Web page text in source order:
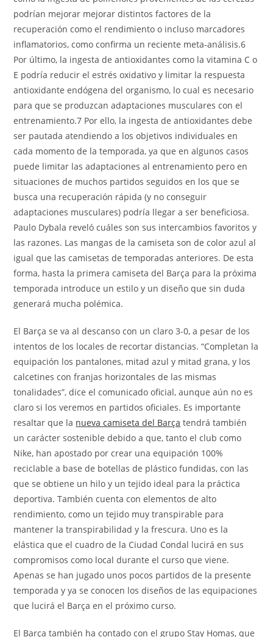
podrían mejorar mejorar distintos factores de la
recuperación como el rendimiento o incluso marcadores
inflamatorios, como confirma un reciente meta-análisis.6
Por último, la ingesta de antioxidantes como la vitamina C o
E podría reducir el estrés oxidativo y limitar la respuesta
antioxidante endógena del organismo, lo cual es necesario
para que se produzcan adaptaciones musculares con el
entrenamiento.7 Por ello, la ingesta de antioxidantes debe
ser pautada atendiendo a los objetivos individuales en
cada momento de la temporada, ya que en algunos casos
puede limitar las adaptaciones al entrenamiento pero en
situaciones de muchos partidos seguidos en los que se
busca una recuperación rápida (y no conseguir
adaptaciones musculares) podría llegar a ser beneficiosa.
Paulo Dybala reveló cuáles son sus intercambios favoritos y
las razones. Las mangas de la camiseta son de color azul al
igual que las camisetas de temporadas anteriores. De esta
forma, hasta la primera camiseta del Barça para la próxima
temporada introduce un estilo y un diseño que sin duda
generará mucha polémica.
El Barça se va al descanso con un claro 3-0, a pesar de los
intentos de los locales de recortar distancias. “Completan la
equipación los pantalones, mitad azul y mitad grana, y los
calcetines con franjas horizontales de las mismas
tonalidades”, dice el comunicado oficial, aunque aún no es
claro si los veremos en partidos oficiales. Es importante
resaltar que la nueva camiseta del Barça tendrá también
un carácter sostenible debido a que, tanto el club como
Nike, han apostado por crear una equipación 100%
reciclable a base de botellas de plástico fundidas, con las
que se obtiene un hilo y un tejido ideal para la práctica
deportiva. También cuenta con elementos de alto
rendimiento, como un tejido muy transpirable para
mantener la transpirabilidad y la frescura. Uno es la
elástica que el cuadro de la Ciudad Condal lucirá en sus
compromisos como local durante el curso que viene.
Apenas se han jugado unos pocos partidos de la presente
temporada y ya se conocen los diseños de las equipaciones
que lucirá el Barça en el próximo curso.
El Barça también ha contado con el grupo Stay Homas, que